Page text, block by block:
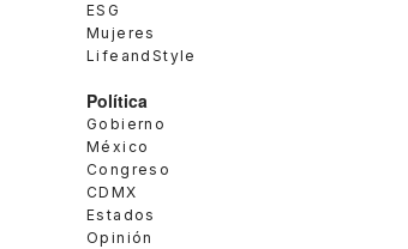
ESG
Mujeres
LifeandStyle
Política
Gobierno
México
Congreso
CDMX
Estados
Opinión